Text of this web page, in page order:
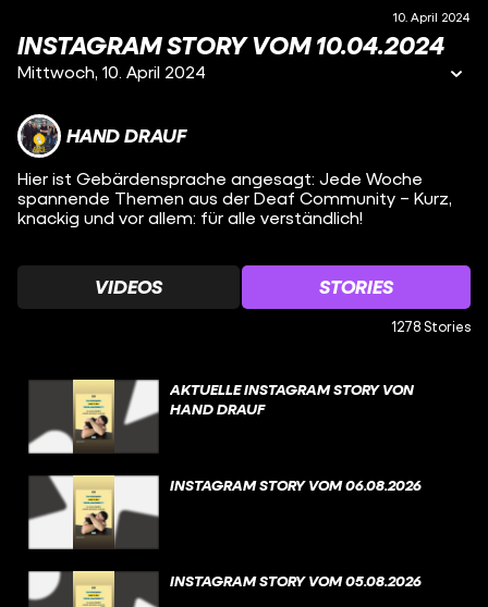
10. April 2024
INSTAGRAM STORY VOM 10.04.2024
Mittwoch, 10. April 2024
HAND DRAUF
Hier ist Gebärdensprache angesagt: Jede Woche
spannende Themen aus der Deaf Community – Kurz,
knackig und vor allem: für alle verständlich!
VIDEOS STORIES
1278 Stories
AKTUELLE INSTAGRAM STORY VON
HAND DRAUF
INSTAGRAM STORY VOM 06.08.2026
INSTAGRAM STORY VOM 05.08.2026